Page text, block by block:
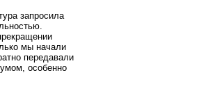
запросила
мы начали
передавали
особенно